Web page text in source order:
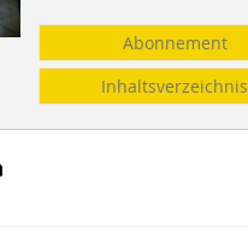
Abonnement
Inhaltsverzeichnis